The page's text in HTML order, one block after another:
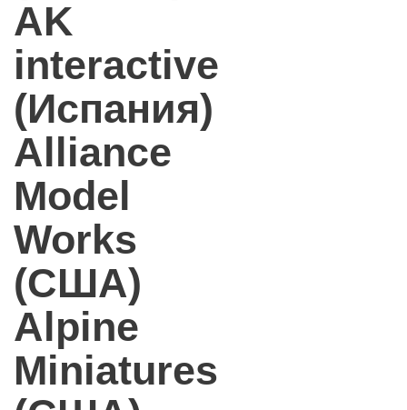
AK
interactive
(Испания)
Alliance
Model
Works
(США)
Alpine
Miniatures